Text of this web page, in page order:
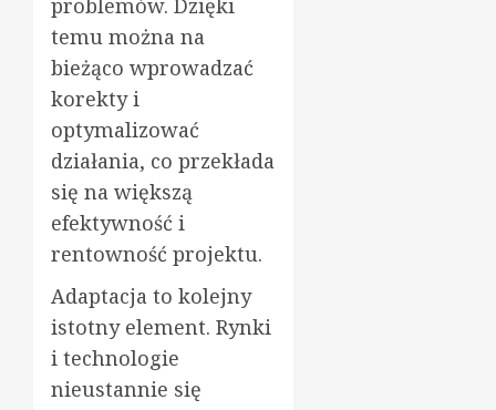
problemów. Dzięki
temu można na
bieżąco wprowadzać
korekty i
optymalizować
działania, co przekłada
się na większą
efektywność i
rentowność projektu.
Adaptacja to kolejny
istotny element. Rynki
i technologie
nieustannie się